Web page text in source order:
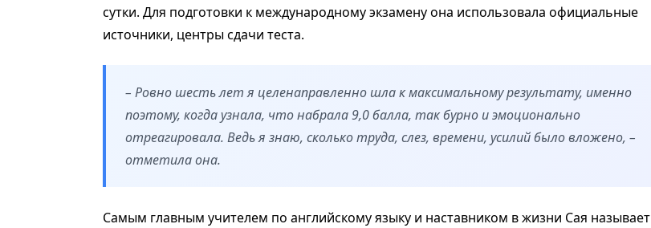
сутки. Для подготовки к международному экзамену она использовала официальные
источники, центры сдачи теста.
– Ровно шесть лет я целенаправленно шла к максимальному результату, именно
поэтому, когда узнала, что набрала 9,0 балла, так бурно и эмоционально
отреагировала. Ведь я знаю, сколько труда, слез, времени, усилий было вложено, –
отметила она.
Самым главным учителем по английскому языку и наставником в жизни Сая называет